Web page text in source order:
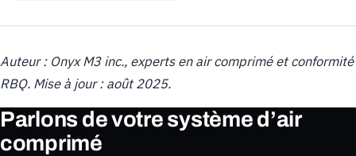
Auteur : Onyx M3 inc., experts en air comprimé et conformité
RBQ. Mise à jour : août 2025.
Parlons de votre système d’air
comprimé